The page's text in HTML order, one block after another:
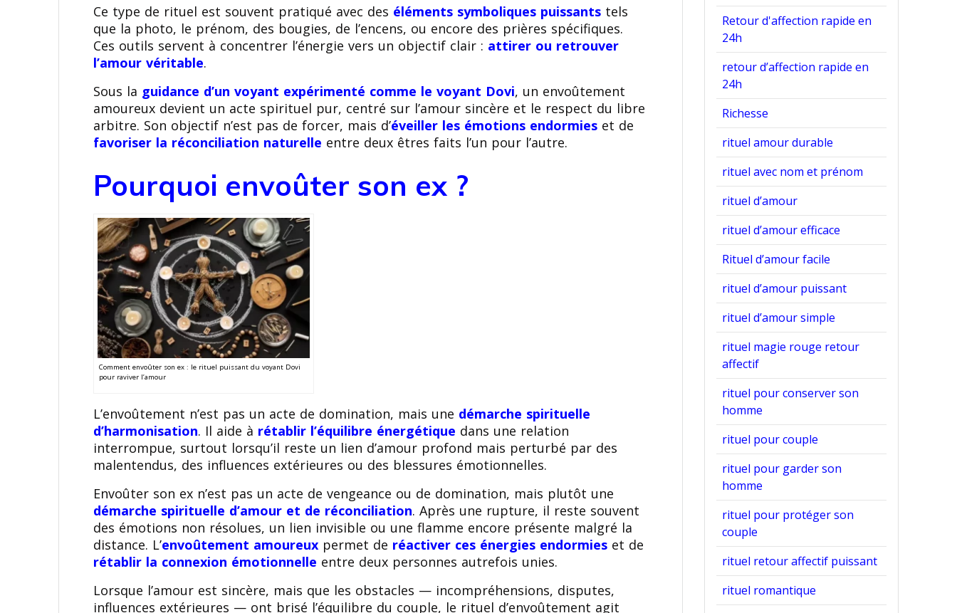
Ce type de rituel est souvent pratiqué avec des éléments symboliques puissants tels
que la photo, le prénom, des bougies, de l’encens, ou encore des prières spécifiques.
Ces outils servent à concentrer l’énergie vers un objectif clair : attirer ou retrouver
l’amour véritable.
Sous la guidance d’un voyant expérimenté comme le voyant Dovi, un envoûtement
amoureux devient un acte spirituel pur, centré sur l’amour sincère et le respect du libre
arbitre. Son objectif n’est pas de forcer, mais d’éveiller les émotions endormies et de
favoriser la réconciliation naturelle entre deux êtres faits l’un pour l’autre.
Pourquoi envoûter son ex ?
Comment envoûter son ex : le rituel puissant du voyant Dovi
pour raviver l’amour
L’envoûtement n’est pas un acte de domination, mais une démarche spirituelle
d’harmonisation. Il aide à rétablir l’équilibre énergétique dans une relation
interrompue, surtout lorsqu’il reste un lien d’amour profond mais perturbé par des
malentendus, des influences extérieures ou des blessures émotionnelles.
Envoûter son ex n’est pas un acte de vengeance ou de domination, mais plutôt une
démarche spirituelle d’amour et de réconciliation. Après une rupture, il reste souvent
des émotions non résolues, un lien invisible ou une flamme encore présente malgré la
distance. L’envoûtement amoureux permet de réactiver ces énergies endormies et de
rétablir la connexion émotionnelle entre deux personnes autrefois unies.
Lorsque l’amour est sincère, mais que les obstacles — incompréhensions, disputes,
influences extérieures — ont brisé l’équilibre du couple, le rituel d’envoûtement agit
Retour d'affection rapide en
24h
retour d’affection rapide en
24h
Richesse
rituel amour durable
rituel avec nom et prénom
rituel d’amour
rituel d’amour efficace
Rituel d’amour facile
rituel d’amour puissant
rituel d’amour simple
rituel magie rouge retour
affectif
rituel pour conserver son
homme
rituel pour couple
rituel pour garder son
homme
rituel pour protéger son
couple
rituel retour affectif puissant
rituel romantique